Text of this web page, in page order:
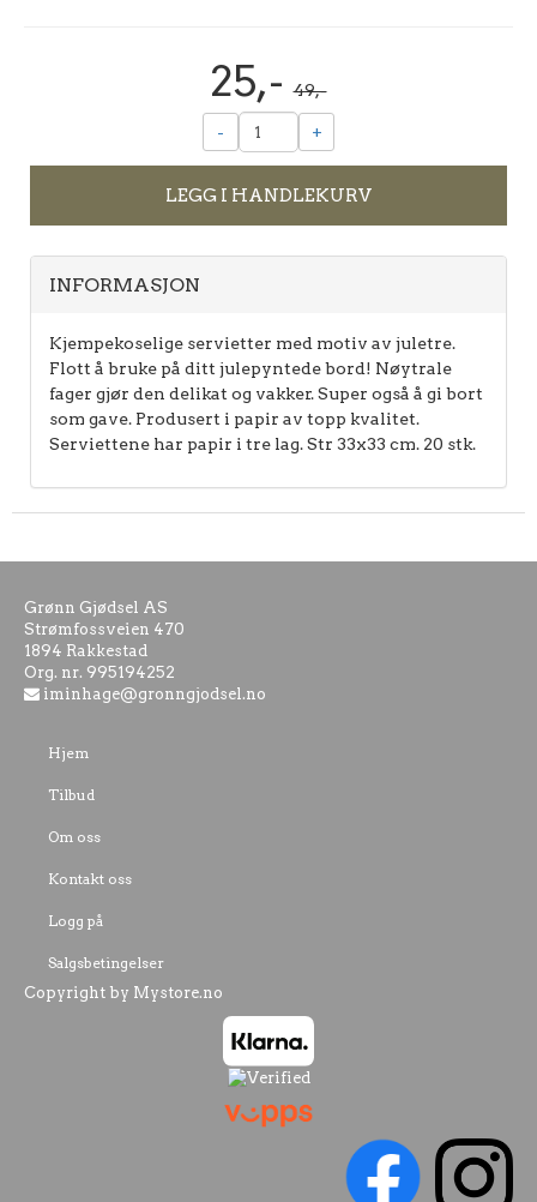
25,-49,-
- +
LEGG I HANDLEKURV
INFORMASJON
Kjempekoselige servietter med motiv av juletre.
Flott å bruke på ditt julepyntede bord! Nøytrale
fager gjør den delikat og vakker. Super også å gi bort
som gave. Produsert i papir av topp kvalitet.
Serviettene har papir i tre lag. Str 33x33 cm. 20 stk.
Grønn Gjødsel AS
Strømfossveien 470
1894 Rakkestad
Org. nr. 995194252
iminhage@gronngjodsel.no
Hjem
Tilbud
Om oss
Kontakt oss
Logg på
Salgsbetingelser
Copyright by Mystore.no